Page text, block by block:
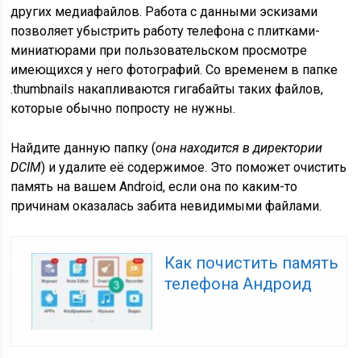
других медиафайлов. Работа с данными эскизами
позволяет убыстрить работу телефона с плитками-
миниатюрами при пользовательском просмотре
имеющихся у него фотографий. Со временем в папке
.thumbnails накапливаются гигабайты таких файлов,
которые обычно попросту не нужны.
Найдите данную папку (она находится в директории
DCIM) и удалите её содержимое. Это поможет очистить
память на вашем Android, если она по каким-то
причинам оказалась забита невидимыми файлами.
Как почистить память
телефона Андроид